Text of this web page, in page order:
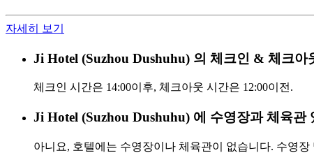
자세히 보기
Ji Hotel (Suzhou Dushuhu) 의 체크인 & 체크아
체크인 시간은 14:00이후, 체크아웃 시간은 12:00이전.
Ji Hotel (Suzhou Dushuhu) 에 수영장과 체육관
아니요, 호텔에는 수영장이나 체육관이 없습니다. 수영